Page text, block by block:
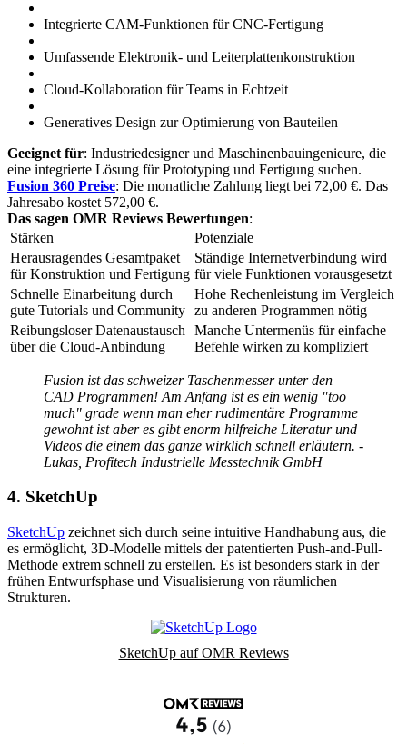
Integrierte CAM-Funktionen für CNC-Fertigung
Umfassende Elektronik- und Leiterplattenkonstruktion
Cloud-Kollaboration für Teams in Echtzeit
Generatives Design zur Optimierung von Bauteilen
Geeignet für: Industriedesigner und Maschinenbauingenieure, die
eine integrierte Lösung für Prototyping und Fertigung suchen.
Fusion 360 Preise: Die monatliche Zahlung liegt bei 72,00 €. Das
Jahresabo kostet 572,00 €.
Das sagen OMR Reviews Bewertungen:
Stärken
Potenziale
Herausragendes Gesamtpaket
für Konstruktion und Fertigung
Ständige Internetverbindung wird
für viele Funktionen vorausgesetzt
Schnelle Einarbeitung durch
gute Tutorials und Community
Hohe Rechenleistung im Vergleich
zu anderen Programmen nötig
Reibungsloser Datenaustausch
über die Cloud-Anbindung
Manche Untermenüs für einfache
Befehle wirken zu kompliziert
Fusion ist das schweizer Taschenmesser unter den
CAD Programmen! Am Anfang ist es ein wenig "too
much" grade wenn man eher rudimentäre Programme
gewohnt ist aber es gibt enorm hilfreiche Literatur und
Videos die einem das ganze wirklich schnell erläutern. -
Lukas, Profitech Industrielle Messtechnik GmbH
4. SketchUp
SketchUp zeichnet sich durch seine intuitive Handhabung aus, die
es ermöglicht, 3D-Modelle mittels der patentierten Push-and-Pull-
Methode extrem schnell zu erstellen. Es ist besonders stark in der
frühen Entwurfsphase und Visualisierung von räumlichen
Strukturen.
SketchUp auf OMR Reviews